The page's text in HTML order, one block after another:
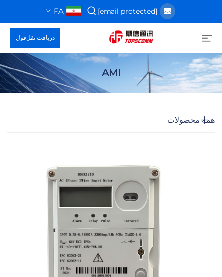
[email protected]
FA
دریافت نقل‌قول
AMI
همه محصولات